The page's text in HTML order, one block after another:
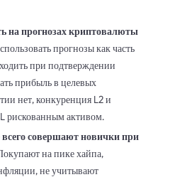
на прогнозах криптовалюты
прогнозы как часть
при подтверждении
прибыль в целевых
нет, конкуренция L2 и
рискованным активом.
совершают новички при
на пике хайпа,
не учитывают